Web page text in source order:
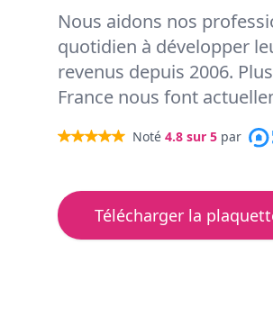
Nous aidons nos
quotidien à développer
revenus depuis 2006.
France nous font
Noté 4.8 sur 5 par
Télécharger la